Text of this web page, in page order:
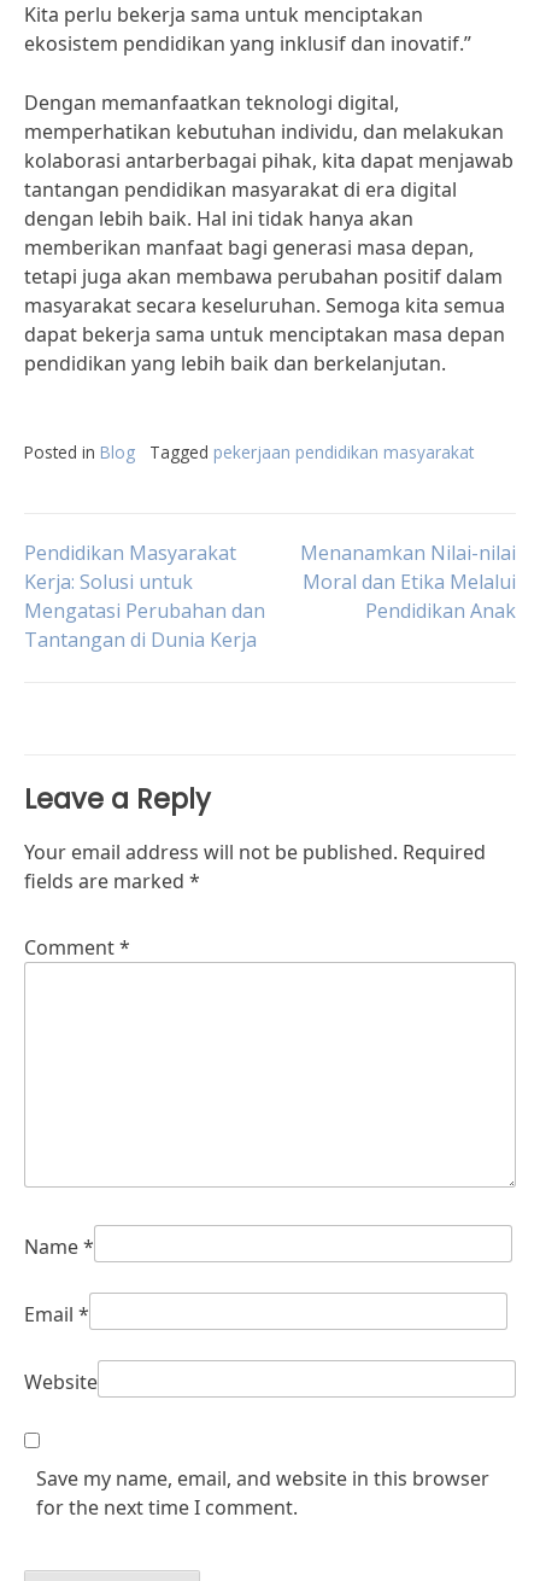
Kita perlu bekerja sama untuk menciptakan
ekosistem pendidikan yang inklusif dan inovatif.”
Dengan memanfaatkan teknologi digital,
memperhatikan kebutuhan individu, dan melakukan
kolaborasi antarberbagai pihak, kita dapat menjawab
tantangan pendidikan masyarakat di era digital
dengan lebih baik. Hal ini tidak hanya akan
memberikan manfaat bagi generasi masa depan,
tetapi juga akan membawa perubahan positif dalam
masyarakat secara keseluruhan. Semoga kita semua
dapat bekerja sama untuk menciptakan masa depan
pendidikan yang lebih baik dan berkelanjutan.
Posted in Blog Tagged pekerjaan pendidikan masyarakat
Post
navigation
Pendidikan Masyarakat
Kerja: Solusi untuk
Mengatasi Perubahan dan
Tantangan di Dunia Kerja
Menanamkan Nilai-nilai
Moral dan Etika Melalui
Pendidikan Anak
Leave a Reply
Your email address will not be published. Required
fields are marked *
Comment*
Name*
Email *
Website
Save my name, email, and website in this browser
for the next time I comment.